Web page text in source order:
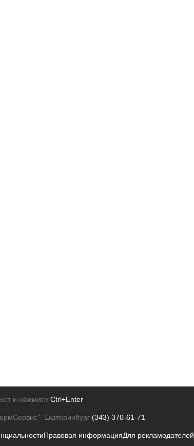
и нажмите Ctrl+Enter
Екатеринбург (343) 370-61-71
Правовая информацияДля рекламодателей